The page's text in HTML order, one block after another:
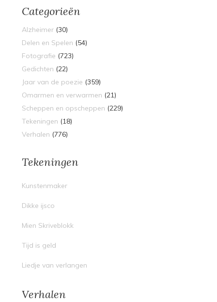
Categorieën
Alzheimer(30)
Delen en Spelen (54)
Fotografie (723)
Gedichten (22)
Jaar van de poezie (359)
Omarmen en verwarmen (21)
Scheppen en opscheppen (229)
Tekeningen (18)
Verhalen (776)
Tekeningen
Kunstenmaker
Dikke ijsco
Mien Skriveblokk
Tijd is geld
Liedje van verlangen
Verhalen